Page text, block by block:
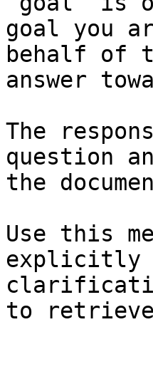
goal you
behalf of
answer
The
question
the
Use this
explicitly